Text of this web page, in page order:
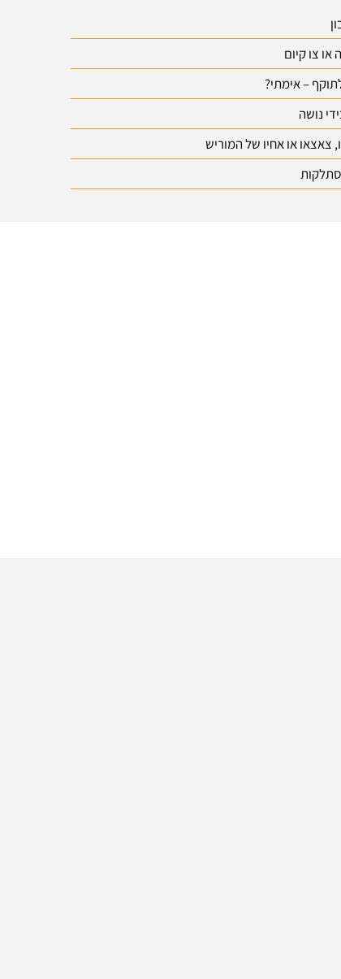
צו קיום
– אימתי?
נושה
צאצאו או אחיו של המוריש